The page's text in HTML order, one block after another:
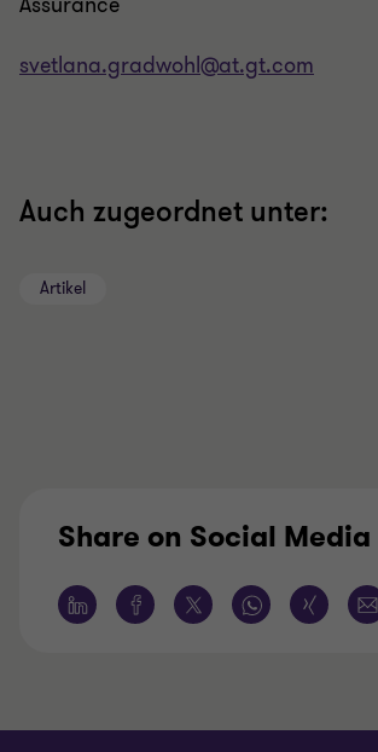
svetlana.gradwohl@at.gt.com
Auch zugeordnet unter:
Artikel
Share on Social Media